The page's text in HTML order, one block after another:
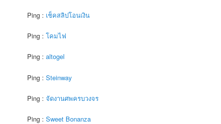
Ping : เช็คสลิปโอนเงิน
Ping :โคมไฟ
Ping :altogel
Ping :Steinway
Ping :จัดงานศพครบวงจร
Ping :Sweet Bonanza